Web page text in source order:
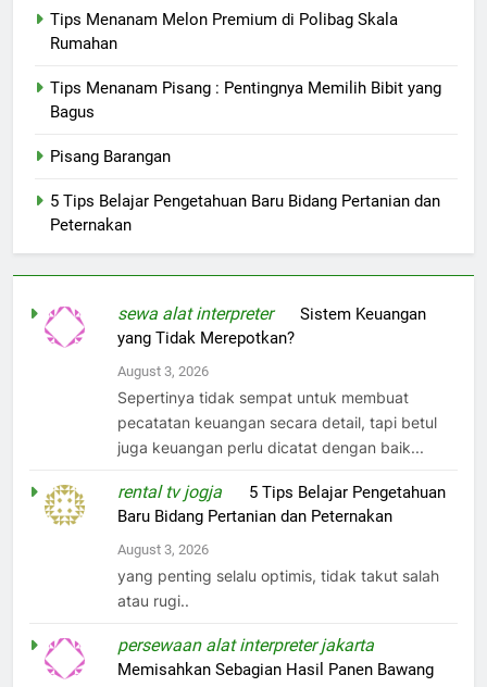
Tips Menanam Melon Premium di Polibag Skala
Rumahan
Tips Menanam Pisang : Pentingnya Memilih Bibit yang
Bagus
Pisang Barangan
5 Tips Belajar Pengetahuan Baru Bidang Pertanian dan
Peternakan
sewa alat interpreteronSistem Keuangan
yang Tidak Merepotkan?
August 3, 2026
Sepertinya tidak sempat untuk membuat
pecatatan keuangan secara detail, tapi betul
juga keuangan perlu dicatat dengan baik...
rental tv jogja
5 Tips Belajar Pengetahuan
Baru Bidang Pertanian dan Peternakan
August 3, 2026
yang penting selalu optimis, tidak takut salah
atau rugi..
persewaan alat interpreter jakarta
Memisahkan Sebagian Hasil Panen Bawang